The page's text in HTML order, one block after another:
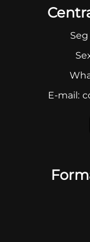
E-mail: